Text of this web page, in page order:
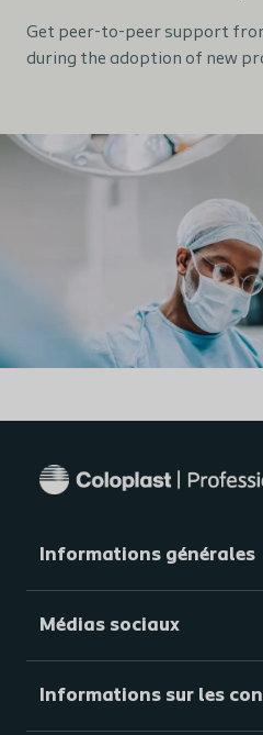
Get peer-to-peer support
during the adoption of new
Informations générales​
Médias sociaux
Informations sur les